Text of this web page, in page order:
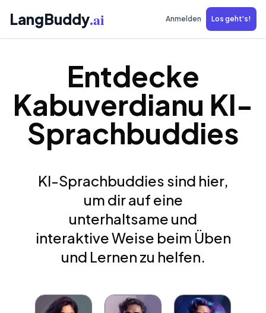
LangBuddy.ai Anmelden Los geht's!
Entdecke
Kabuverdianu KI-
Sprachbuddies
KI-Sprachbuddies sind hier,
um dir auf eine
unterhaltsame und
interaktive Weise beim Üben
und Lernen zu helfen.